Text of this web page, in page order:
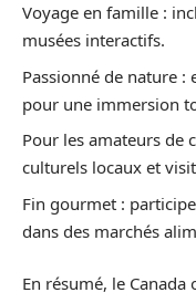
Voyage en famille :
musées interactifs.
Passionné de nature
pour une immersion
Pour les amateurs de
culturels locaux et
Fin gourmet :
dans des marchés
En résumé, le